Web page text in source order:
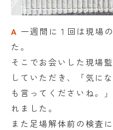
A 一週間に１回は現場
た。
そこでお会いした現場
していただき、「気に
も言ってくださいね。
れました。
また足場解体前の検査